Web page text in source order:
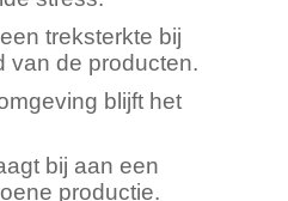
treksterkte bij
van de producten.
blijft het
bij aan een
productie.